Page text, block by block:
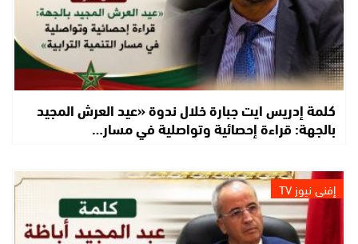
كلمة إدريس ايت جبارة خلال ندوة «عيد العرش المجيد
بالجهة: قراءة إحصائية وتواصلية في مسار…
إفني نيوز TV